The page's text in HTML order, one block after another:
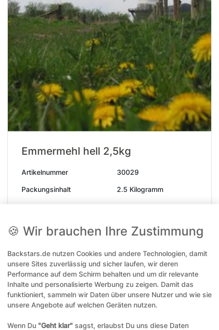
Emmermehl hell 2,5kg
Artikelnummer 30029
Packungsinhalt 2.5 Kilogramm
9,99 €*
4,00 € / Kilogramm
Details anzeigen
🍪 Wir brauchen Ihre Zustimmung
Backstars.de nutzen Cookies und andere Technologien, damit
unsere Sites zuverlässig und sicher laufen, wir deren
Performance auf dem Schirm behalten und um dir relevante
Inhalte und personalisierte Werbung zu zeigen. Damit das
funktioniert, sammeln wir Daten über unsere Nutzer und wie sie
unsere Angebote auf welchen Geräten nutzen.
Wenn Du "Geht klar" sagst, erlaubst Du uns diese Daten